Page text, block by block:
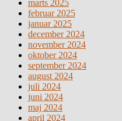
marts 2025
februar 2025
januar 2025
december 2024
november 2024
oktober 2024
september 2024
august 2024
juli 2024
juni 2024
maj 2024
april 2024